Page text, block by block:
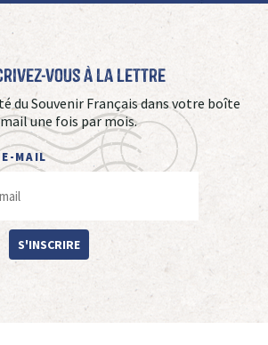
vous à La Lettre
du Souvenir Français dans votre boîte
mail une fois par mois.
E-MAIL
S'INSCRIRE